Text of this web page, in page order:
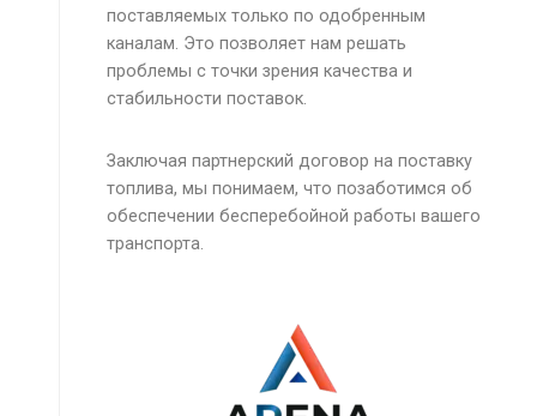
поставляемых только по одобренным
каналам. Это позволяет нам решать
проблемы с точки зрения качества и
стабильности поставок.
Заключая партнерский договор на поставку
топлива, мы понимаем, что позаботимся об
обеспечении бесперебойной работы вашего
транспорта.